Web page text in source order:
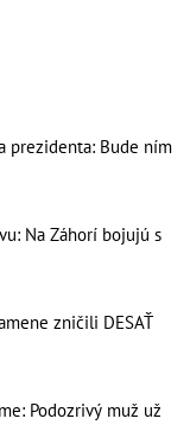
prezidenta: Bude ním
Na Záhorí bojujú s
zničili DESAŤ
Podozrivý muž už